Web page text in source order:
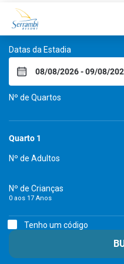
Serrambi
Datas da Estadia
Nº de Quartos
Quarto 1
Nº de Adultos
Nº de Crianças
0 aos 17 Anos
Tenho um código